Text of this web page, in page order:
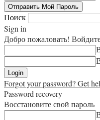
Поиск
Sign in
Добро пожаловать!
Forgot your password? Get
Password recovery
Восстановите свой пароль